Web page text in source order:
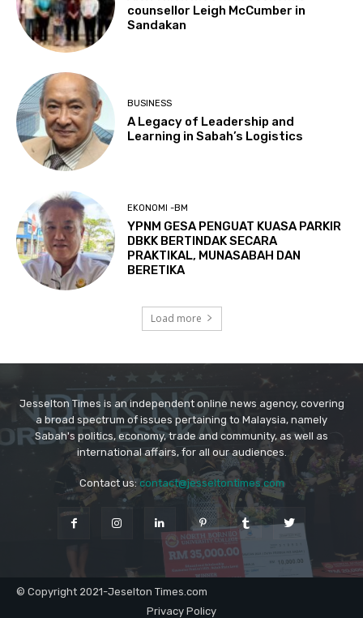
Jesselton Times is an independent online news agency, covering
a broad spectrum of issues pertaining to Malaysia, namely
Sabah's politics, economy, trade and community, as well as
international affairs, for all our audiences.
Contact us:contact@jesseltontimes.com
© Copyright 2021-Jeselton Times.com
Privacy Policy